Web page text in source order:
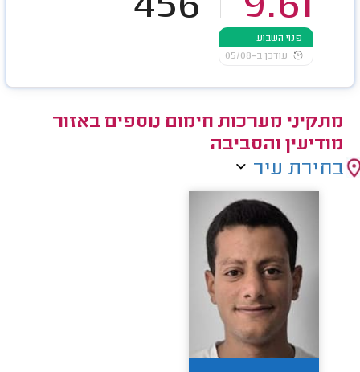
פנוי השבוע
עודכן ב-05/08
מתקיני מערכות חימום נוספים באזור
מודיעין והסביבה
בחירת עיר